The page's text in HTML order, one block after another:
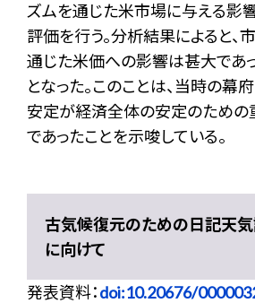
ズムを通じた米市場に与える影
評価を行う。分析結果によると、
通じた米価への影響は甚大であ
となった。このことは、当時の幕
安定が経済全体の安定のため
であったことを示唆している。
古気候復元のための日記天
に向けて
発表資料：doi:10.20676/